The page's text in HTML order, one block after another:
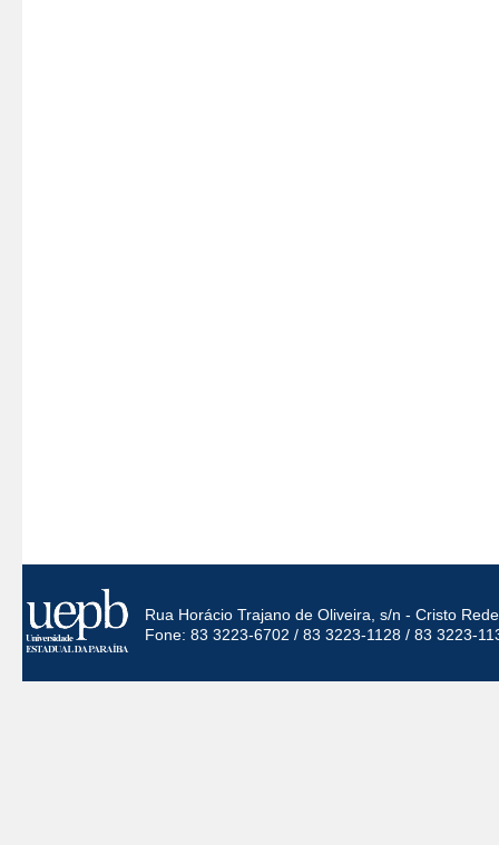
Rua Horácio Trajano de Oliveira, s/n - Cristo
Fone: 83 3223-6702 / 83 3223-1128 / 83 3223-